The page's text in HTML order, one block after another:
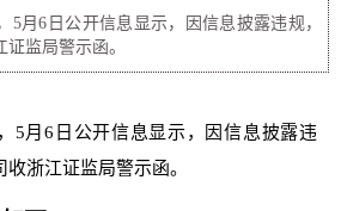
5月6日公开信息显示，因信息披露违规，
监局警示函。
5月6日公开信息显示，因信息披露违
浙江证监局警示函。